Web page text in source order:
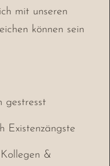
mit unseren
können sein
gestresst
Existenzängste
&